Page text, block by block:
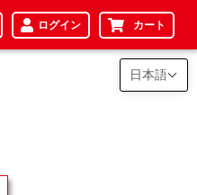
ログイン カート
日本語